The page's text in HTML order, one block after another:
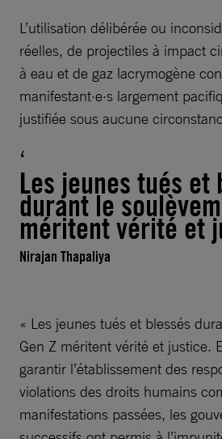
L’utilisation délibérée ou
réelles, de projectiles à impact
à eau et de gaz lacrymogène
manifestant·e·s largement
justifiée sous aucune
Les jeunes tués et
durant le
méritent vérité et
Nirajan Thapaliya
« Les jeunes tués et blessés
Gen Z méritent vérité et justice.
garantir l’établissement des
violations des droits humains
manifestations passées, les